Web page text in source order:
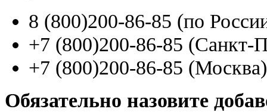
8 (800)200-86-85 (по
+7 (800)200-86-85 (Санкт-
+7 (800)200-86-85 (Москва)
Обязательно назовите